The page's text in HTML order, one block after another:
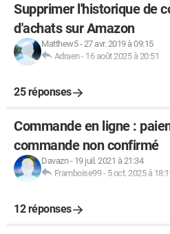
Supprimer l'historique de
d'achats sur Amazon
Matthew5-27 avr. 2019 à 09:15
Adraen- 16 août 2025 à 20:51
25 réponses
Commande en ligne :
commande non confirmé
Davazn- 19 juil. 2021 à 21:34
Framboise99- 5 oct. 2025 à
12 réponses